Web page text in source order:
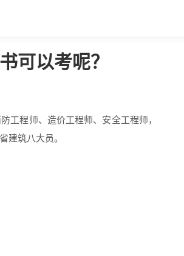
可以考呢？
工程师、造价工程师、安全工程师，
建筑八大员。